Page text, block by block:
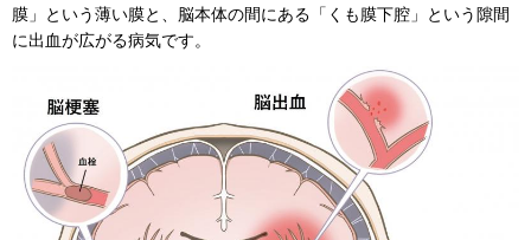
膜」という薄い膜と、脳本体の間にある「くも膜下腔」という隙間
に出血が広がる病気です。